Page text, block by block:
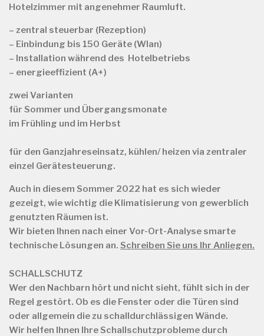
Hotelzimmer mit angenehmer Raumluft.
– zentral steuerbar (Rezeption)
– Einbindung bis 150 Geräte (Wlan)
– Installation während des Hotelbetriebs
– energieeffizient (A+)
zwei Varianten
für Sommer und Übergangsmonate
im Frühling und im Herbst
für den Ganzjahreseinsatz, kühlen/ heizen via zentraler
einzel Gerätesteuerung.
Auch in diesem Sommer 2022 hat es sich wieder
gezeigt, wie wichtig die Klimatisierung von gewerblich
genutzten Räumen ist.
Wir bieten Ihnen nach einer Vor-Ort-Analyse smarte
technische Lösungen an. Schreiben Sie uns Ihr Anliegen.
SCHALLSCHUTZ
Wer den Nachbarn hört und nicht sieht, fühlt sich in der
Regel gestört. Ob es die Fenster oder die Türen sind
oder allgemein die zu schalldurchlässigen Wände.
Wir helfen Ihnen Ihre Schallschutzprobleme durch